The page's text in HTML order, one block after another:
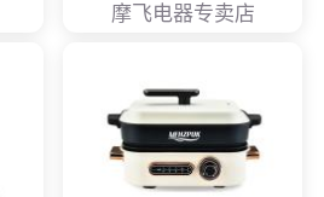
摩飞电器专卖店